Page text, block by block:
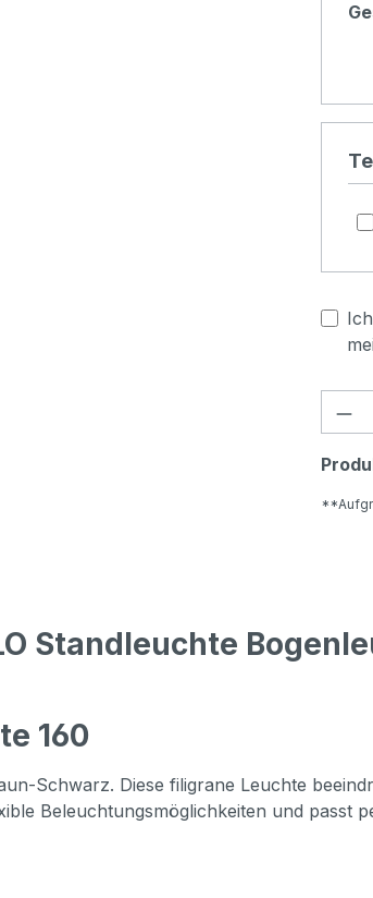
Standleuchte
160
Schwarz. Diese filigrane Leuchte
Beleuchtungsmöglichkeiten und passt